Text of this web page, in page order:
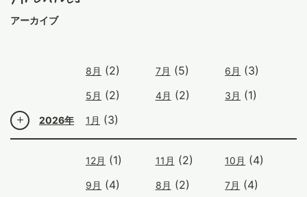
アーカイブ
2026年
8月 (2) 7月 (5) 6月 (3)
5月 (2) 4月 (2) 3月 (1)
1月 (3)
12月 (1) 11月 (2) 10月 (4)
9月 (4) 8月 (2) 7月 (4)